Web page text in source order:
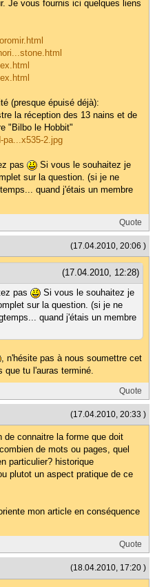
Je vous fournis ici quelques liens
(presque épuisé déjà):
la réception des 13 nains et de
"Bilbo le Hobbit"
pa...x535-2.jpg
pas
Si vous le souhaitez je
sur la question. (si je ne
quand j'étais un membre
Quote
(17.04.2010, 20:06 )
(17.04.2010, 12:28)
pas
Si vous le souhaitez je
sur la question. (si je ne
quand j'étais un membre
, n'hésite pas à nous soumettre cet
tu l'auras terminé.
Quote
(17.04.2010, 20:33 )
de connaitre la forme que doit
de mots ou pages, quel
particulier? historique
plutot un aspect pratique de ce
mon article en conséquence
Quote
(18.04.2010, 17:20 )